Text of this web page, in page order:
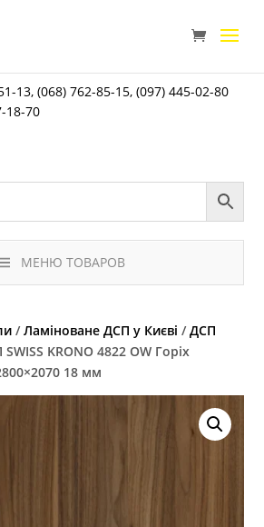
13,(068) 762-85-15,(097) 445-02-80
18-70
МЕНЮ ТОВАРОВ
/Ламіноване ДСП у Києві /ДСП
KRONO 4822 OW Горіх
18 мм